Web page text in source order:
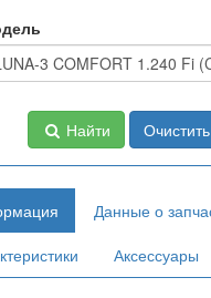
Найти Очистить
Данные о
Аксессуары